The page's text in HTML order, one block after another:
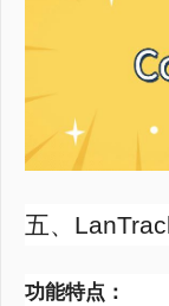
五、
功能特点：